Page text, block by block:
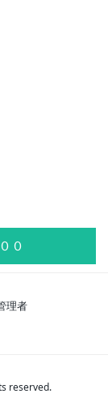
０
理者
reserved.